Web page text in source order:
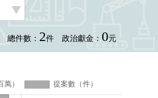
總件數： 2件 政治獻金： 0元